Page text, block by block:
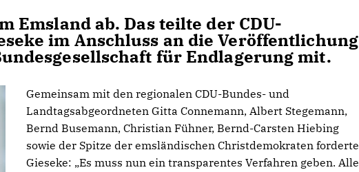
Emsland ab. Das teilte der CDU-
im Anschluss an die Veröffentlichung
für Endlagerung mit.
Gemeinsam mit den regionalen CDU-Bundes- und
Landtagsabgeordneten Gitta Connemann, Albert Stegemann,
Bernd Busemann, Christian Fühner, Bernd-Carsten Hiebing
sowie der Spitze der emsländischen Christdemokraten forderte
Gieseke: „Es muss nun ein transparentes Verfahren geben. Alle